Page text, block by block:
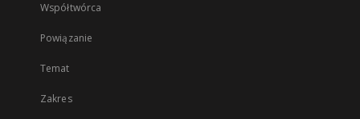
Współtwórca
Powiązanie
Temat
Zakres